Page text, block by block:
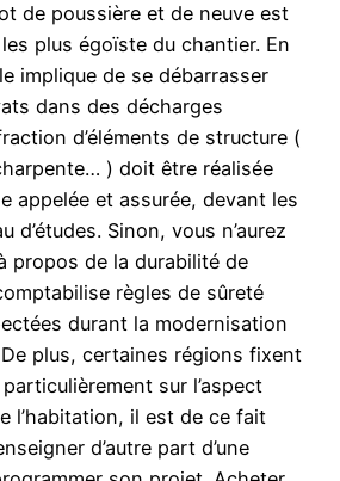
de poussière et de neuve est
les plus égoïste du chantier. En
implique de se débarrasser
dans des décharges
d’éléments de structure (
) doit être réalisée
appelée et assurée, devant les
d’études. Sinon, vous n’aurez
propos de la durabilité de
règles de sûreté
durant la modernisation
De plus, certaines régions fixent
sur l’aspect
l’habitation, il est de ce fait
d’autre part d’une